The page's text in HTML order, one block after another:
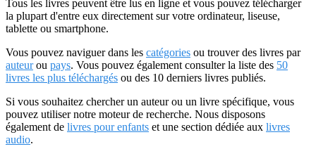
Tous les livres peuvent être lus en ligne et vous pouvez télécharger
la plupart d'entre eux directement sur votre ordinateur, liseuse,
tablette ou smartphone.
Vous pouvez naviguer dans les catégories ou trouver des livres par
auteurou pays. Vous pouvez également consulter la liste des 50
livres les plus téléchargés ou des 10 derniers livres publiés.
Si vous souhaitez chercher un auteur ou un livre spécifique, vous
pouvez utiliser notre moteur de recherche. Nous disposons
également de livres pour enfants et une section dédiée aux livres
audio.